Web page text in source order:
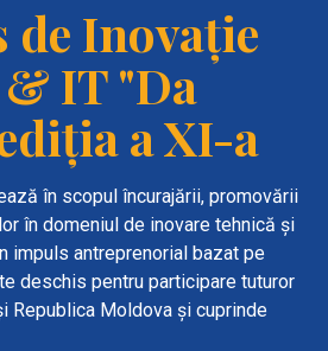
de Inovație
IT "Da
a XI-a
în scopul încurajării, promovării
în domeniul de inovare tehnică și
impuls antreprenorial bazat pe
deschis pentru participare tuturor
Republica Moldova și cuprinde